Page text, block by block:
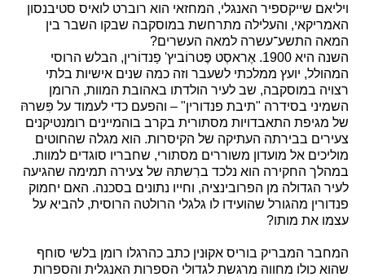
ויליאם שייקספיר האנגלי, המחזאי הוא רוברט לואיס סטיבנסון
האמריקאי, והעלילה מתרחשת במוסקבה שבקו השבר בין
המאה התשע־עשרה למאה העשרים?
השנה היא 1900. אֶראסְט פֶּטרוֹביץ' פַנדוֹרין, הבלש הרוסי
המהולל, יועץ ממלכתי לשעבר וזה כמה שנים אישיות בלתי
רצויה במוסקבה, שב לעיר הולדתו באהובת המוות, הרומן
השמיני בסידרה "תיבת פנדורין" – והפעם כדי לעמוד על פִּשרהּ
של מגיפת התאבדויות מסתורית בקרב בוהמיינים רומנטיקנים
צעירים בבירתה העתיקה של הקיסרות. הוא מגלה שהחוטים
מוליכים אל מועדון משוררים מסתורי, שחבריו סוגדים למוות.
במהלך החקירה הוא נלכד ברִשתהּ של צעירה תמימה שהגיעה
לעיר הגדולה מן הפרובינציה, וחייו נתונים בסכנה. האם יחמוק
פנדורין מהגורל שהועידו לו גלגלי הרולטה הרוסית, להביא על
עצמו את מותו?
המחבר המבריק בוריס אקוּנין כתב כהרגלו רומן בלשי סוחף
שהוא כולו מחווה מרגשת לגדולי הספרות האנגלית והספרות